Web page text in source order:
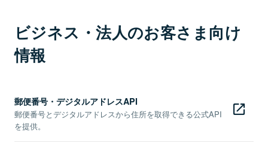
ビジネス・法人のお客さま向け
情報
郵便番号・デジタルアドレスAPI
郵便番号とデジタルアドレスから住所を取得できる公式API
を提供。